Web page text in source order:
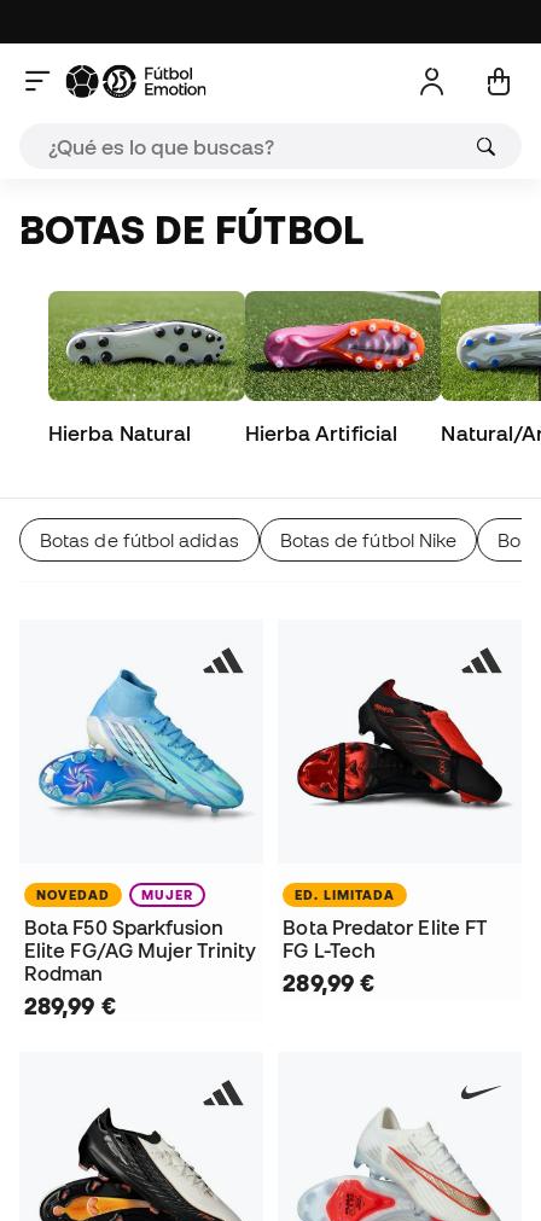
BOTAS DE FÚTBOL
Hierba Natural Hierba Artificial Natural/
Botas de fútbol adidas Botas de fútbol Nike
NOVEDAD MUJER
Bota F50 Sparkfusion
Elite FG/AG Mujer Trinity
Rodman
289,99 €
ED. LIMITADA
Bota Predator Elite FT
FG L-Tech
289,99 €